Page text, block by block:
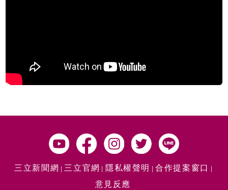
三立新聞網 三立官網 隱私權聲明
合作提案窗口
意見反應